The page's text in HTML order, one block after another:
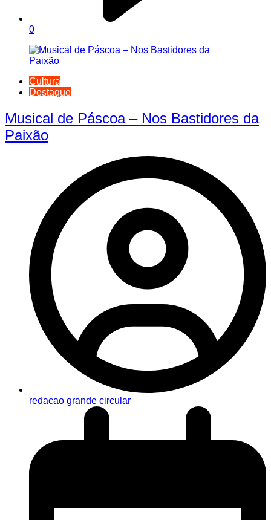
0
Cultura
Destaque
Musical de Páscoa – Nos Bastidores da
Paixão
redacao grande circular